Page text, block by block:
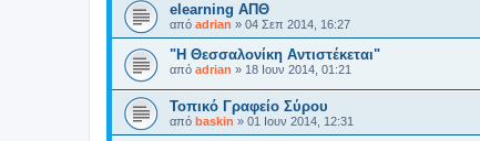
elearning ΑΠΘ
από adrian » 04 Σεπ 2014, 16:27
"Η Θεσσαλονίκη Αντιστέκεται"
από adrian » 18 Ιουν 2014, 01:21
Τοπικό Γραφείο Σύρου
από baskin » 01 Ιουν 2014, 12:31